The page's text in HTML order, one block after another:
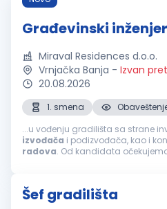
Građevinski inženjer
Miraval Residences d.o.o.
Vrnjačka Banja - Izvan
20.08.2026
1. smena
...u vođenju gradilišta sa strane
izvođača i podizvođača, kao i
radova
Šef gradilišta